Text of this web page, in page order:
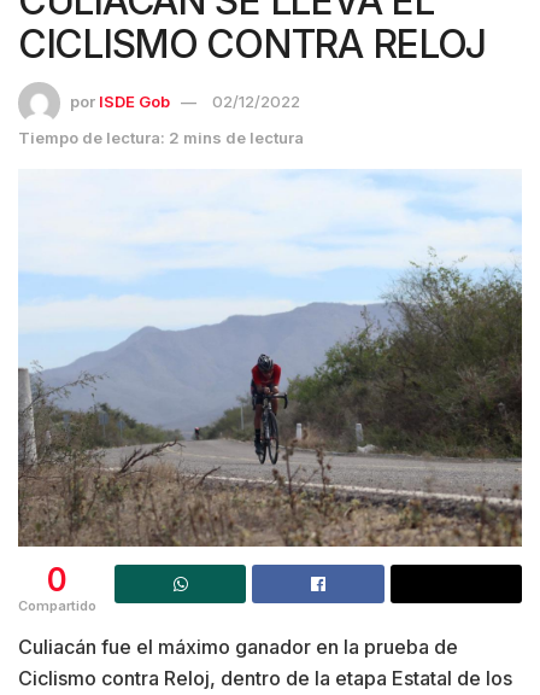
CICLISMO CONTRA RELOJ
por ISDE Gob
02/12/2022
Tiempo de lectura: 2 mins de lectura
0
Compartido
Culiacán fue el máximo ganador en la prueba de
Ciclismo contra Reloj, dentro de la etapa Estatal de los